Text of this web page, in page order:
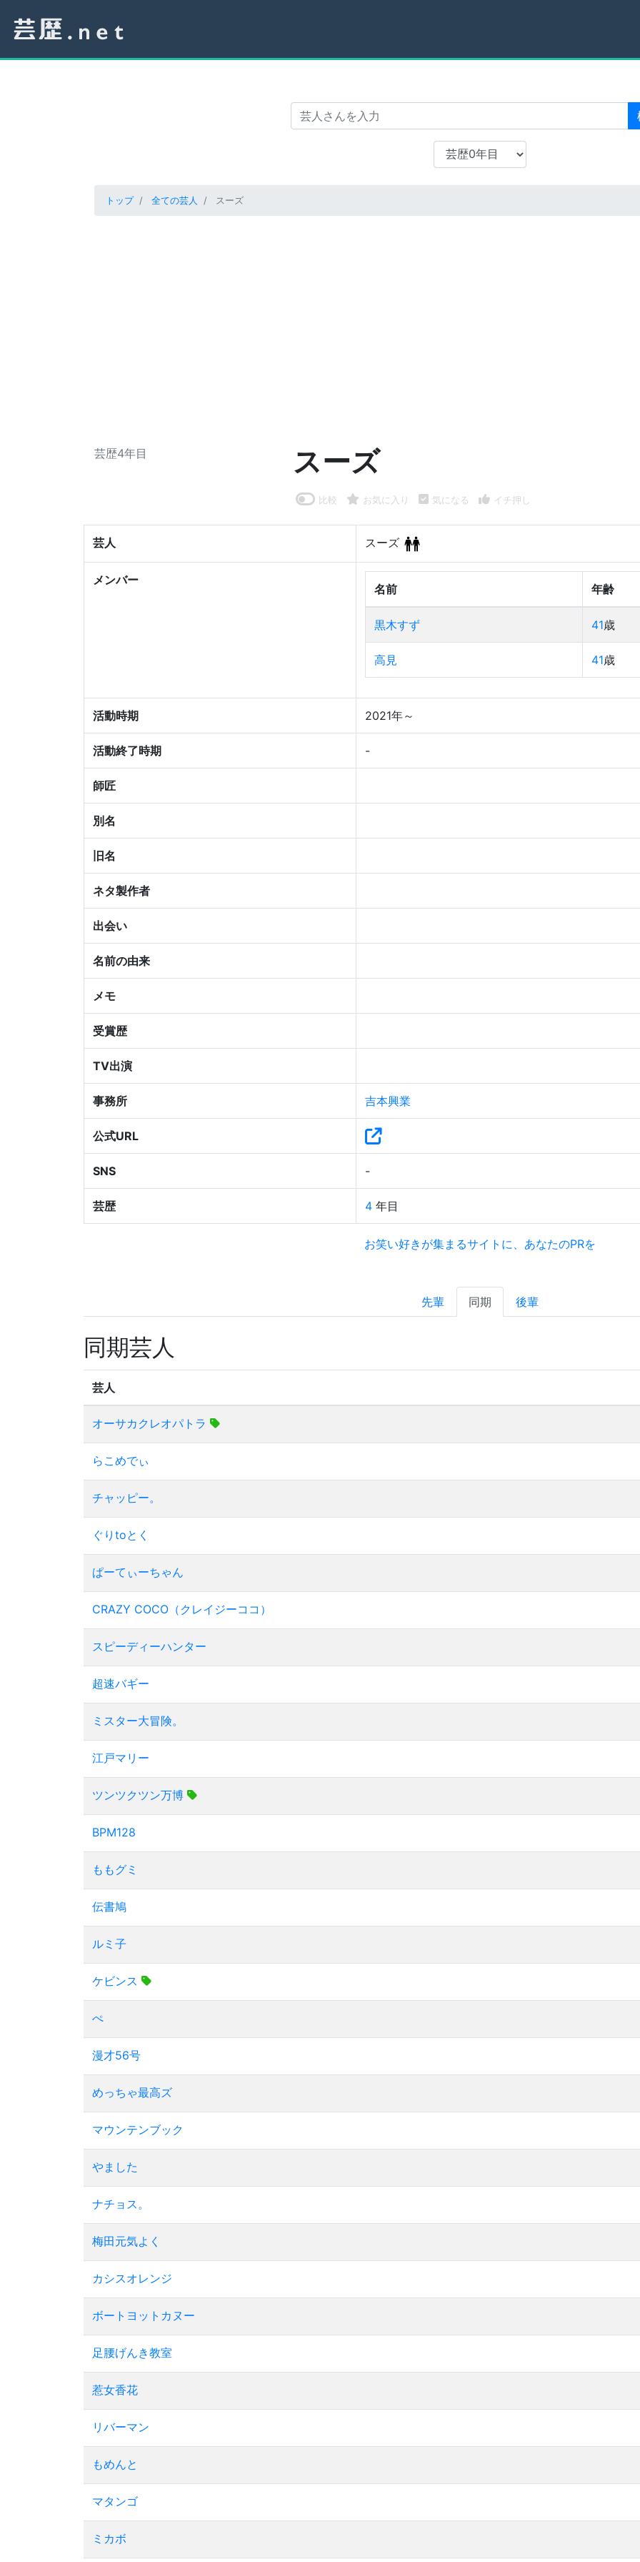
トップ 全ての芸人 スーズ
芸歴4年目 スーズ
比較 お気に入り 気になる イチ押し
芸人 スーズ
メンバー
名前 年齢
黒木すず 41歳
高見 41歳
活動時期 2021年～
活動終了時期 -
師匠
別名
旧名
ネタ製作者
出会い
名前の由来
メモ
受賞歴
TV出演
事務所 吉本興業
公式URL
SNS -
芸歴 4 年目
お笑い好きが集まるサイトに、あなたのPRを
先輩 同期 後輩
同期芸人
芸人
オーサカクレオパトラ
らこめでぃ
チャッピー。
ぐりtoとく
ぱーてぃーちゃん
CRAZY COCO（クレイジーココ）
スピーディーハンター
超速バギー
ミスター大冒険。
江戸マリー
ツンツクツン万博
BPM128
ももグミ
伝書鳩
ルミ子
ケビンス
ぺ
漫才56号
めっちゃ最高ズ
マウンテンブック
やました
ナチョス。
梅田元気よく
カシスオレンジ
ボートヨットカヌー
足腰げんき教室
惹女香花
リバーマン
もめんと
マタンゴ
ミカボ